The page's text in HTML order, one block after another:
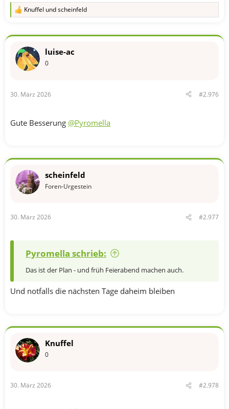
R
k
o
:
Knuffel undscheinfeld
luise-ac
0
30. März 2026 #2.976
Gute Besserung @Pyromella
scheinfeld
Foren-Urgestein
30. März 2026 #2.977
Pyromella schrieb:
Das ist der Plan - und früh Feierabend machen auch.
Und notfalls die nächsten Tage daheim bleiben
Knuffel
0
30. März 2026 #2.978